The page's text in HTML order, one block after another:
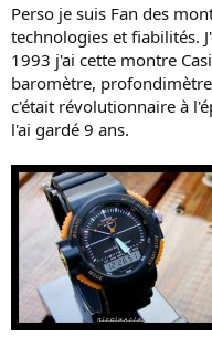
Perso je suis Fan des
technologies et fiabilités.
1993 j'ai cette montre
baromètre,
c'était révolutionnaire à
l'ai gardé 9 ans.